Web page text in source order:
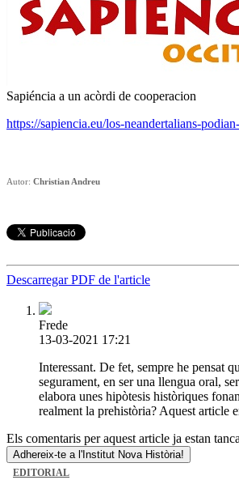
Sapiéncia a un acòrdi de cooperacion
https://sapiencia.eu/los-neandertalians-
Autor: Christian Andreu
Descarregar PDF de l'article
Frede
13-03-2021 17:21
Interessant. De fet, sempre he pensat
segurament, en ser una llengua oral,
elabora unes hipòtesis històriques
realment la prehistòria? Aquest article
Els comentaris per aquest article ja estan
Adhereix-te a l'Institut Nova Història!
EDITORIAL